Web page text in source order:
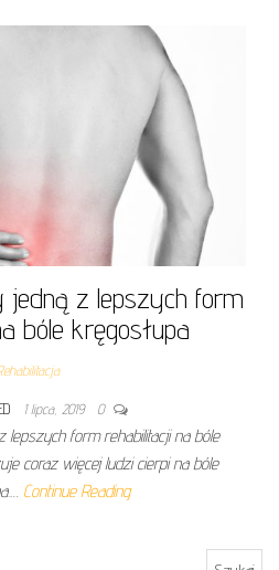
z lepszych form
bóle kręgosłupa
1 lipca, 2019 0
form rehabilitacji na bóle
coraz więcej ludzi cierpi na bóle
Continue Reading